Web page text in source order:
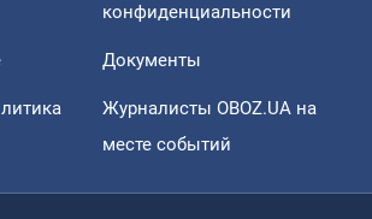
конфиденциальности
Документы
Журналисты OBOZ.UA на
месте событий